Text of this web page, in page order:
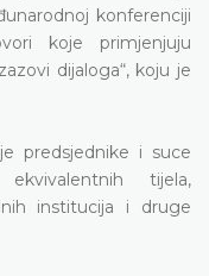
konferenciji
koje primjenjuju
dijaloga“, koju je
predsjednike i suce
tijela,
institucija i druge